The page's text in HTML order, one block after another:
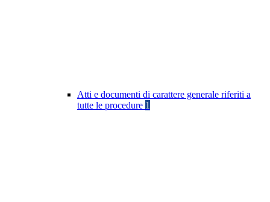
Atti e documenti di carattere generale riferiti a
tutte le procedure 1